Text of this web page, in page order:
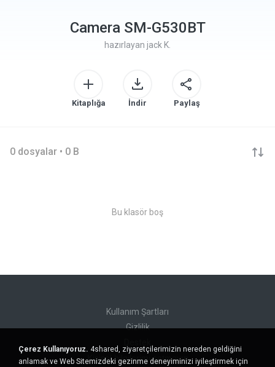
Camera SM-G530BT
hazırlayan jack K.
Kitaplığa İndir Paylaş
0 dosyalar • 0 B
Bu klasör boş
Kullanım Şartları
Gizlilik
Kişisel bilgilerimi satmayın
Çerez Kullanıyoruz. 4shared, ziyaretçilerimizin nereden geldiğini
anlamak ve Web Sitemizdeki gezinme deneyiminizi iyileştirmek için